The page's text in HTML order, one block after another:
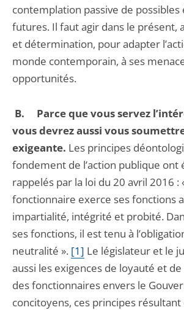
contemplation passive de possibles
futures. Il faut agir dans le présent,
et détermination, pour adapter
monde contemporain, à ses
opportunités.
B. Parce que vous servez
vous devrez aussi vous
exigeante. Les principes
fondement de l’action publique
rappelés par la loi du 20 avril 2016 :
fonctionnaire exerce ses fonctions
impartialité, intégrité et probité.
ses fonctions, il est tenu à
neutralité ». [1] Le législateur et le
aussi les exigences de loyauté et
des fonctionnaires envers le
concitoyens, ces principes